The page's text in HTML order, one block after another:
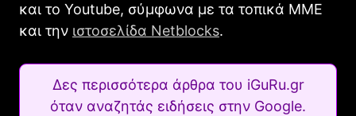
και το Youtube, σύμφωνα με τα τοπικά ΜΜΕ
και την ιστοσελίδα Netblocks.
Δες περισσότερα άρθρα του iGuRu.gr
όταν αναζητάς ειδήσεις στην Google.